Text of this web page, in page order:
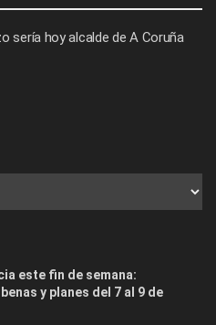
sería hoy alcalde de A Coruña
este fin de semana:
y planes del 7 al 9 de